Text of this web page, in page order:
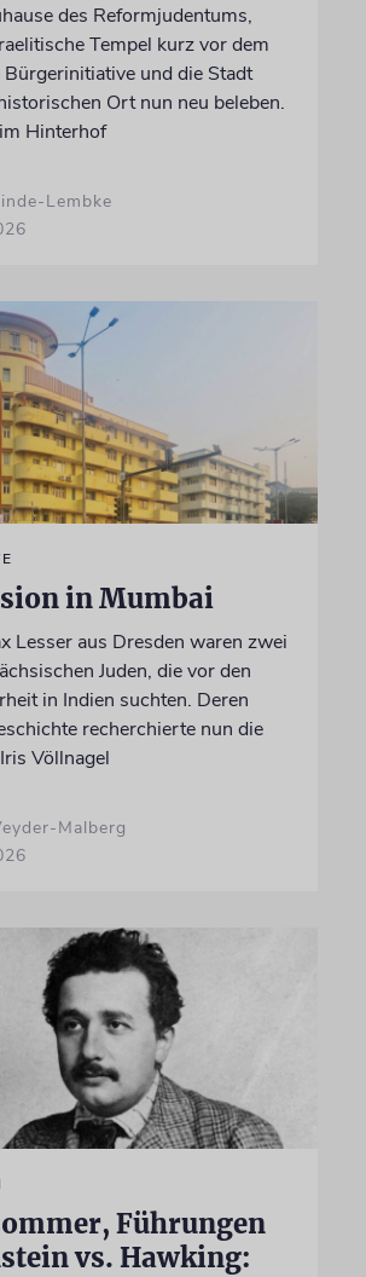
des Reformjudentums,
Tempel kurz vor dem
Bürgerinitiative und die Stadt
Ort nun neu beleben.
Hinterhof
Lembke
in Mumbai
Lesser aus Dresden waren zwei
Juden, die vor den
in Indien suchten. Deren
recherchierte nun die
Völlnagel
Malberg
Führungen
vs. Hawking: